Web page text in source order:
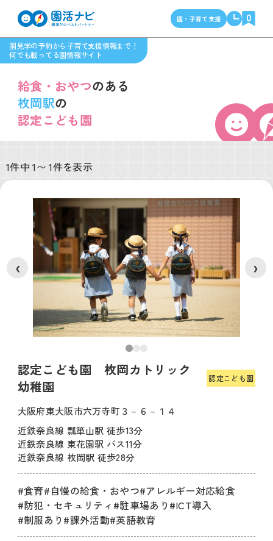
園見学の予約から子育て支援情報まで！
何でも載ってる園情報サイト
園・子育て支援 0
給食・おやつのある
枚岡駅の
認定こども園
1件中 1〜 1件を表示
認定こども園 枚岡カトリック
幼稚園
認定こども園
大阪府東大阪市六万寺町３－６－１４
近鉄奈良線 瓢箪山駅 徒歩13分
近鉄奈良線 東花園駅 バス11分
近鉄奈良線 枚岡駅 徒歩28分
#食育#自慢の給食・おやつ#アレルギー対応給食
#防犯・セキュリティ #駐車場あり #ICT導入
#制服あり #課外活動#英語教育
❮ ❯